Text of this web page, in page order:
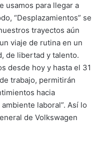
usamos para llegar a
“Desplazamientos” se
trayectos aún
viaje de rutina en un
de libertad y talento.
desde hoy y hasta el 31
trabajo, permitirán
hacia
laboral”. Así lo
de Volkswagen